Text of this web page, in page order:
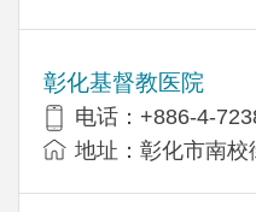
彰化基督教医院
电话：+886-4-
地址：彰化市南校